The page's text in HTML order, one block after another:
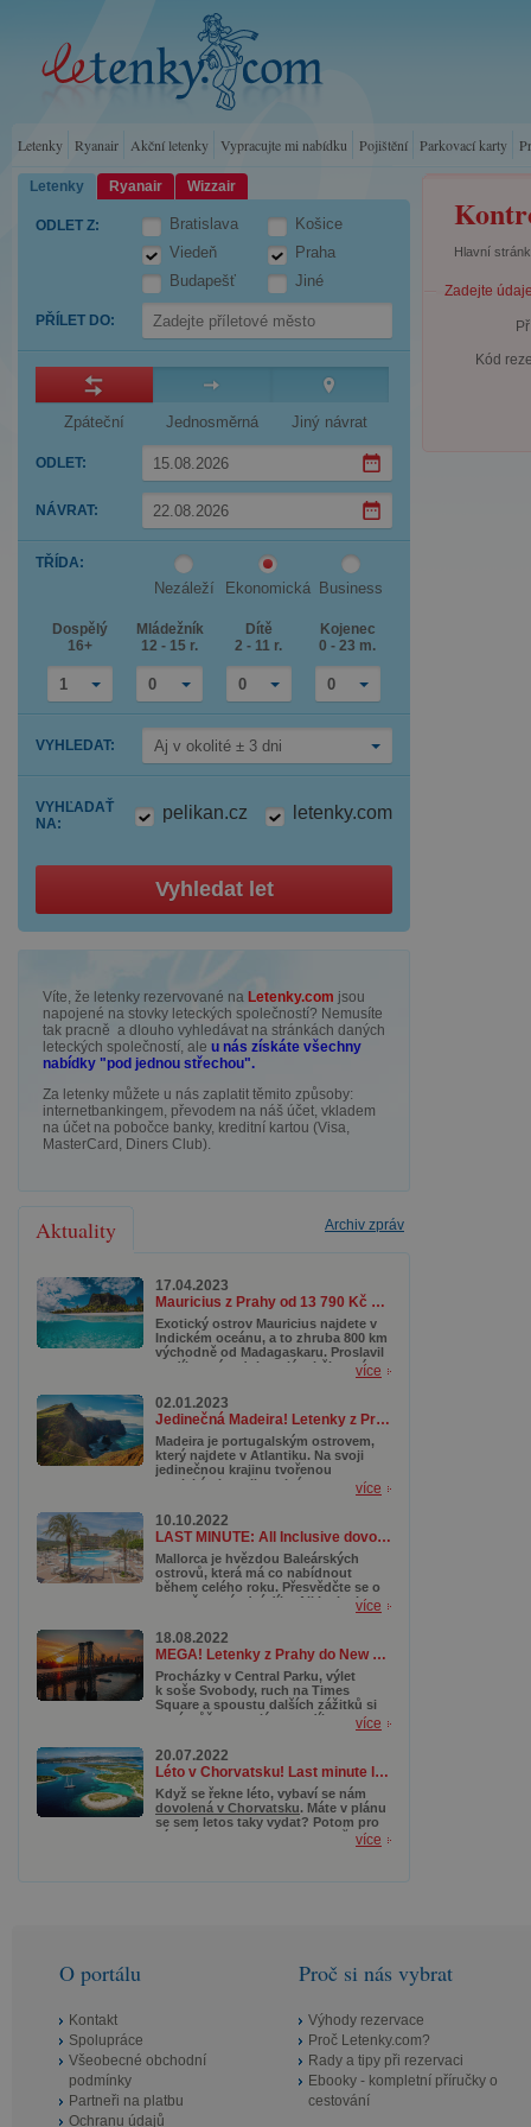
Letenky Ryanair Akční letenky Vypracujte mi nabídku Pojištění Parkovací karty
Letenky Ryanair Wizzair
ODLET Z:
Bratislava
Viedeň
Budapešť
Košice
Praha
Jiné
PŘÍLET DO:
Zpáteční Jednosměrná Jiný návrat
ODLET:
NÁVRAT:
the
down
the
calendar
and
select
a
date.
Press
the
question
to
keyboard
shortcuts
changing
dates.
down
arrow
to
interact
with
the
and
select
date.
Press
question
mark
to
get
the
keyboard
shortcuts
TŘÍDA:
Nezáleží Ekonomická Business
Dospělý
16+
1
Mládežník
12 - 15 r.
0
Dítě
2 - 11 r.
0
Kojenec
0 - 23 m.
0
VYHLEDAT: Aj v okolité ± 3 dni
VYHĽADAŤ
NA:
pelikan.cz letenky.com
Vyhledat let
Víte, že letenky rezervované na Letenky.com jsou
napojené na stovky leteckých společností? Nemusíte
tak pracně a dlouho vyhledávat na stránkách daných
leteckých společností, ale u nás získáte všechny
nabídky "pod jednou střechou".
Za letenky můžete u nás zaplatit těmito způsoby:
internetbankingem, převodem na náš účet, vkladem
na účet na pobočce banky, kreditní kartou (Visa,
MasterCard, Diners Club).
Archiv zpráv
Aktuality
17.04.2023
Mauricius z Prahy od 13 790 Kč se zavazadlem a v top termínech
Exotický ostrov Mauricius najdete v
Indickém oceánu, a to zhruba 800 km
východně od Madagaskaru. Proslavil
se díky svým dokonalým bělostným
korálovým útesům, které lákají
potápěče z celého světa. Kromě toho
se tady ukrývají nádherné přírodní
rezervace a národní parky, kde
můžete objevovat pestrou faunu a
flóru.
více
02.01.2023
Jedinečná Madeira! Letenky z Prahy od 3 890 Kč s termíny až do října
Madeira je portugalským ostrovem,
který najdete v Atlantiku. Na svoji
jedinečnou krajinu tvořenou
tropickými rostlinami, útesy,
zahradami a samozřejmě
dechberoucími stezkami či horami
láká zejména milovníky turistiky. A
právě i díky své podobnosti
s Havajskými ostrovy je nazývána
Havají Atlantiku. Pro nás je tak mimo
jiné skvělou alternativou, když se
nám na vzdálenou a dražší Havaj
více
10.10.2022
LAST MINUTE: All Inclusive dovolená na Mallorce od 10 990 Kč
Mallorca je hvězdou Baleárských
ostrovů, která má co nabídnout
během celého roku. Přesvědčte se o
tom už za pár dní díky All Inclusive
pobytu s fantastickou cenovkou.
Čekají na vás romantické procházky
po pláži či malebná městečka. Jestli
ale dáváte přednost o něco
aktivnějšímu programu, naplánujte si
turistiku. Mallorca má nádherná
pohoří, k jejichž prozkoumávání
vám aktuální podzimní teploty přímo
více
18.08.2022
MEGA! Letenky z Prahy do New Yorku od 7 990 Kč
Procházky v Central Parku, výlet
k soše Svobody, ruch na Times
Square a spoustu dalších zážitků si
nyní můžete naplánovat díky super
Letíte z Prahy od neuvěřitelných
7 990 Kč. Moc ale neotálejte, akce
totiž platí už jen do zítřka (19. srpna
2022) nebo do vyprodání.
více
20.07.2022
Léto v Chorvatsku! Last minute letenky od 464 Kč
Když se řekne léto, vybaví se nám
dovolená v Chorvatsku. Máte v plánu
se sem letos taky vydat? Potom pro
vás máme super tip – zapomeňte na
nekonečnou a únavnou cestu autem
více
Hlavní
Zadejte
Kód
O portálu
Kontakt
Spolupráce
Všeobecné obchodní
podmínky
Partneři na platbu
Ochranu údajů
Proč si nás vybrat
Výhody rezervace
Proč Letenky.com?
Rady a tipy při rezervaci
Ebooky - kompletní příručky o
cestování